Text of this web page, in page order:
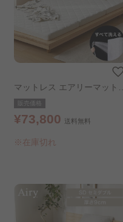
マットレス エアリーマットレ
ス 9cm エアリーマットレス
ダブル
販売価格
¥73,800 送料無料
※在庫切れ